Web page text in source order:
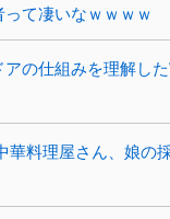
って凄いなｗｗｗｗ
アの仕組みを理解し
華料理屋さん、娘の